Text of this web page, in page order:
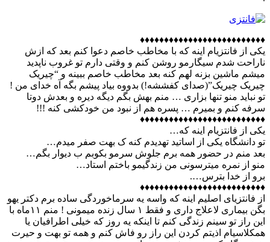
♦♦♦♦♦♦♦♦♦♦♦♦♦♦♦♦♦♦♦♦♦♦♦♦♦♦
ﯾﮑﯽ ﺍﺯ ﻓﺎﻧﺘﺰﯾﺎﻡ ﺍﯾﻨﻪ که ﺑﺎ مخاطب خاصم دعوا ﮐﻨﻢ ﺑﻌﺪ ﮐﻪ ﺍﺯش
ﻧﺎﺭﺍﺣﺖ ﺷﺪﻡ ﺳﯿﮕﺎﺭمو ﺭﻭﺷﻦ ﮐﻨﻢ ﻭ ﻭﻗﺘﯽ ﺩﺍﺭﻡ ﺗﻮ ﻏﺮﻭﺏ ﻧﺎﭘﺪﯾﺪ
ﻣﯿﺸﻢ ﻣﺎﺷﯿﻦ ﺑﺰﻧﻪ ﻟﻬﻢ ﮐﻨﻪ ﺑﻌﺪ مخاطب خاصم ﺑﺒﯿﻨﻪ و “ﭼﯿﺮﯾﮏ
ﭼﯿﺮﯾﮏ ﭼﯿﺮﯾﮏ”(صدای کفششه!) ﺑﺪﻭﻭﻩ ﺑﯿﺎﺩ ﭘﯿﺸﻢ ﺑﮕﻪ آه ﺧﺪﺍی ﻣﻦ !
ﺗﻮ ﻧﺒﺎﯾﺪ ﻣﻨﻮ ﺗﻨﻬﺎ ﺑﺰﺍﺭﯼ … ﻣﻨﻢ ﺑﻬﺶ ﺑﮕﻢ ﺩﯾﮕﻪ ﺩﯾﺮﻩ و بعدش ﺩﻭﺗﺎ
ﺳﺮﻓﻪ ﮐﻨﻢ و ﺑﻤﯿﺮﻡ … پسره ﻫﻢ ﺍﺯ ﻧﺒﻮﺩ ﻣﻦ ﺧﻮﺩﮐﺸﯽ ﮐﻨﻪ !!!
♦♦♦♦♦♦♦♦♦♦♦♦♦♦♦♦♦♦♦♦♦♦♦♦♦♦
یکی از فانتزیام اینه که…
تو دانشگاه یکی از اساتید تهدیدم کنه ک بهت صفر میدم…
بعد منم در حضور همه برم جلوش سرمو بکوبم ب دیوار بگم…
منو از نمره میترسونی من زندگیمو باختم استاد…
برو از خدا بترس….
♦♦♦♦♦♦♦♦♦♦♦♦♦♦♦♦♦♦♦♦♦♦♦♦♦♦
از فانتزیای اصلیم اینه که واسه یه سرماخوردگی ساده برم دکتر یهو
بگن بیماری لاعلاج داری و فقط ۱ سال زنده میمونی ! منم ۱۱ماه با
این راز تو سینم زندگی کنم تا اینکه یه روز که خیلی اطرافیان یا
همکلاسیام اذیتم کردن این راز رو فاش کنم و همه تو بهت و حیرت